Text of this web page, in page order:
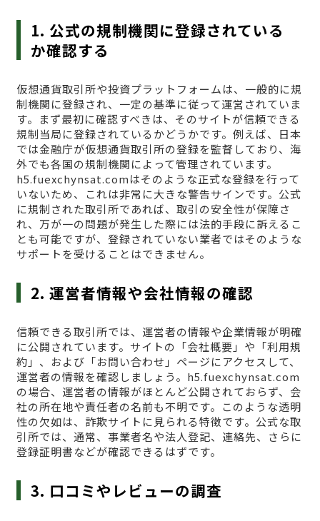
1. 公式の規制機関に登録されている
か確認する
仮想通貨取引所や投資プラットフォームは、一般的に規
制機関に登録され、一定の基準に従って運営されていま
す。まず最初に確認すべきは、そのサイトが信頼できる
規制当局に登録されているかどうかです。例えば、日本
では金融庁が仮想通貨取引所の登録を監督しており、海
外でも各国の規制機関によって管理されています。
h5.fuexchynsat.comはそのような正式な登録を行って
いないため、これは非常に大きな警告サインです。公式
に規制された取引所であれば、取引の安全性が保障さ
れ、万が一の問題が発生した際には法的手段に訴えるこ
とも可能ですが、登録されていない業者ではそのような
サポートを受けることはできません。
2. 運営者情報や会社情報の確認
信頼できる取引所では、運営者の情報や企業情報が明確
に公開されています。サイトの「会社概要」や「利用規
約」、および「お問い合わせ」ページにアクセスして、
運営者の情報を確認しましょう。h5.fuexchynsat.com
の場合、運営者の情報がほとんど公開されておらず、会
社の所在地や責任者の名前も不明です。このような透明
性の欠如は、詐欺サイトに見られる特徴です。公式な取
引所では、通常、事業者名や法人登記、連絡先、さらに
登録証明書などが確認できるはずです。
3. 口コミやレビューの調査